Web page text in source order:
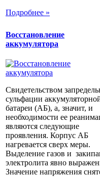
Подробнее »
Восстановление
аккумулятора
Свидетельством
сульфации
батареи (АБ), а, значит, и
необходимости ее
являются следующие
проявления. Корпус АБ
нагревается сверх меры.
Выделение газов и
электролита явно
Значение напряжения